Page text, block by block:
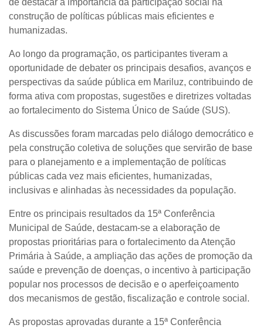
de destacar a importância da participação social na
construção de políticas públicas mais eficientes e
humanizadas.
Ao longo da programação, os participantes tiveram a
oportunidade de debater os principais desafios, avanços e
perspectivas da saúde pública em Mariluz, contribuindo de
forma ativa com propostas, sugestões e diretrizes voltadas
ao fortalecimento do Sistema Único de Saúde (SUS).
As discussões foram marcadas pelo diálogo democrático e
pela construção coletiva de soluções que servirão de base
para o planejamento e a implementação de políticas
públicas cada vez mais eficientes, humanizadas,
inclusivas e alinhadas às necessidades da população.
Entre os principais resultados da 15ª Conferência
Municipal de Saúde, destacam-se a elaboração de
propostas prioritárias para o fortalecimento da Atenção
Primária à Saúde, a ampliação das ações de promoção da
saúde e prevenção de doenças, o incentivo à participação
popular nos processos de decisão e o aperfeiçoamento
dos mecanismos de gestão, fiscalização e controle social.
As propostas aprovadas durante a 15ª Conferência